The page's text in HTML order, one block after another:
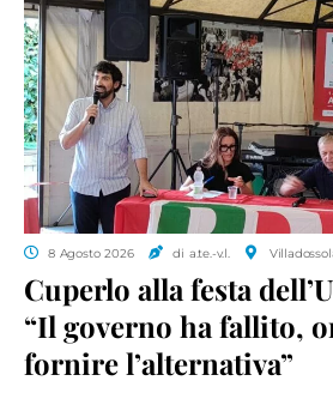
8 Agosto 2026 di a.te.-v.l.
Cuperlo alla festa
“Il governo ha fallito,
fornire l’alternativa”